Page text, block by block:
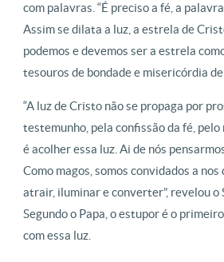
com palavras. “É preciso a fé, a
Assim se dilata a luz, a estrela de
podemos e devemos ser a estrela
tesouros de bondade e misericórdia de
“A luz de Cristo não se propaga por
testemunho, pela confissão da fé,
é acolher essa luz. Ai de nós
Como magos, somos convidados a
atrair, iluminar e converter”, revelou o
Segundo o Papa, o estupor é o
com essa luz.